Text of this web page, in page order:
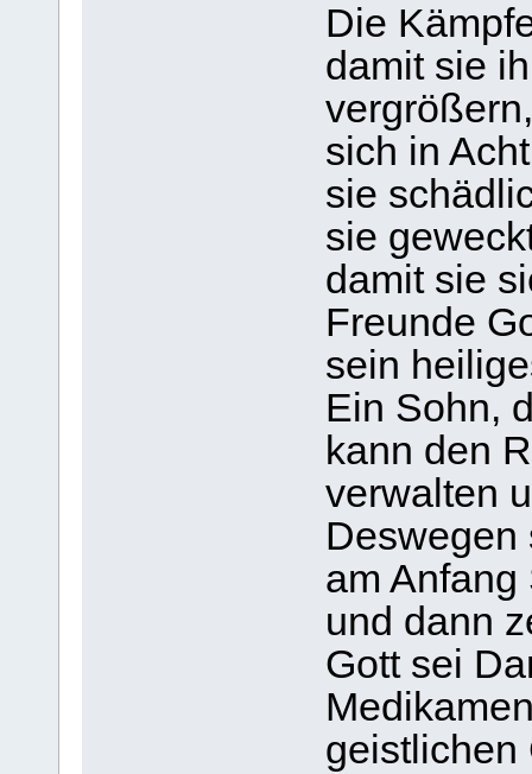
Die
damit sie
sich in
sie
sie
damit sie
Freunde
sein
Ein Sohn,
kann den
verwalten
Deswegen
am
und dann
Gott sei
geistlichen